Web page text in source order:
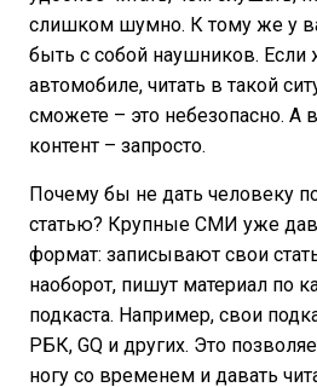
слишком шумно. К тому же у
быть с собой наушников. Если
автомобиле, читать в такой
сможете – это небезопасно. А
контент – запросто.
Почему бы не дать человеку
статью? Крупные СМИ уже
формат: записывают свои
наоборот, пишут материал по
подкаста. Например, свои
РБК, GQ и других. Это
ногу со временем и давать